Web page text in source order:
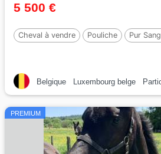
5 500 €
Cheval à vendre Pouliche Pur
Belgique Luxembourg belge
PREMIUM